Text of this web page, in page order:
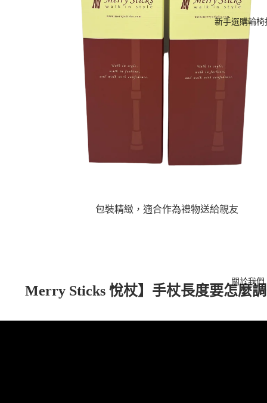
新手選購輪椅
關於我們
包裝精緻，適合作為禮物送給親友
Merry Sticks 悅杖】手杖長度要怎麼